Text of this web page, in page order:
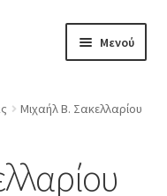
Μενού
Μιχαήλ Β. Σακελλαρίου